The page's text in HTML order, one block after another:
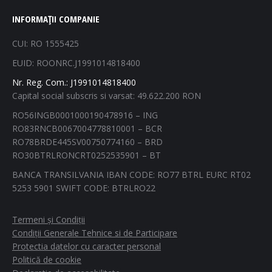
opens
in
opens
in
opens
in
window
opens
in
window
INFORMAȚII COMPANIE
CUI: RO 1555425
EUID: ROONRC.J1991014818400
Nr. Reg. Com.: J1991014818400
Capital social subscris si varsat: 49.622.200 RON
RO56INGB0001000190478916 – ING
RO83RNCB0067004778810001 – BCR
RO78BRDE445SV00750774160 – BRD
RO30BTRLRONCRT0252535901 – BT
BANCA TRANSILVANIA IBAN CODE: RO77 BTRL EURC RT02
5253 5901 SWIFT CODE: BTRLRO22
Termeni și Condiții
Condiții Generale Tehnice si de Participare
Protectia datelor cu caracter personal
Politică de cookie